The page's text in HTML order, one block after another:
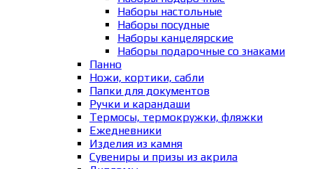
Наборы настольные
Наборы посудные
Наборы канцелярские
Наборы подарочные со знаками
Панно
Ножи, кортики, сабли
Папки для документов
Ручки и карандаши
Термосы, термокружки, фляжки
Ежедневники
Изделия из камня
Сувениры и призы из акрила